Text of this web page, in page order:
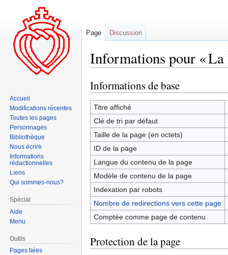
Informations pour « La
Aller
à
la
navigation
Aller
à
la
recherche
Informations de base
Titre affiché
Clé de tri par défaut
Taille de la page (en octets)
ID de la page
Langue du contenu de la page
Modèle de contenu de la page
Indexation par robots
Nombre de redirections vers cette page
Comptée comme page de contenu
Protection de la page
Page Discussion
Accueil
Modifications récentes
Toutes les pages
Personnages
Bibliothèque
Nous écrire
Informations
rédactionnelles
Liens
Qui sommes-nous?
Spécial
Aide
Menu
Outils
Pages liées